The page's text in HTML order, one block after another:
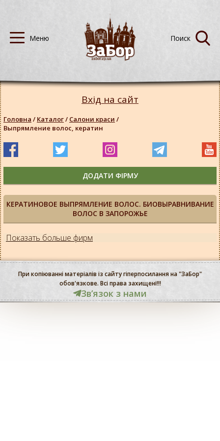
КЕРАТИНОВОЕ ВЫПРЯМЛЕНИЕ ВОЛОС. БИОВЫРАВНИВАНИЕ
ВОЛОС В ЗАПОРОЖЬЕ
Показать больше фирм
Вхід на сайт
Головна / Каталог/ Салони краси /
Выпрямление волос, кератин
ДОДАТИ ФІРМУ
При копіюванні матеріалів із сайту гіперпосилання на "ЗаБор"
обов'язкове. Всі права захищені!!!
Звʼязок з нами